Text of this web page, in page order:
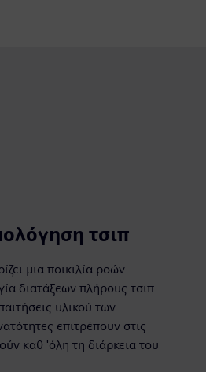
τσιπ
μια ποικιλία ροών
διατάξεων πλήρους τσιπ
υλικού των
επιτρέπουν στις
καθ 'όλη τη διάρκεια του